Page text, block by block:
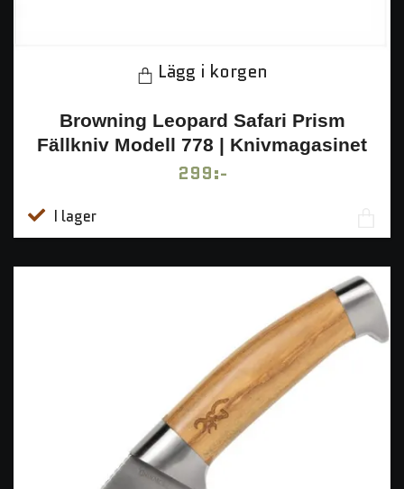
Lägg i korgen
Browning Leopard Safari Prism
Fällkniv Modell 778 | Knivmagasinet
299:-
I lager